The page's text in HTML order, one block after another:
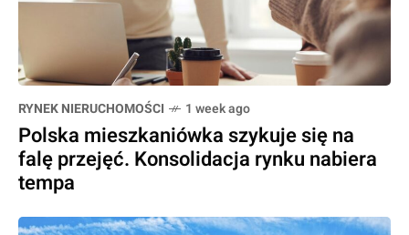
RYNEK NIERUCHOMOŚCI 1 week ago
Polska mieszkaniówka szykuje się na
falę przejęć. Konsolidacja rynku nabiera
tempa